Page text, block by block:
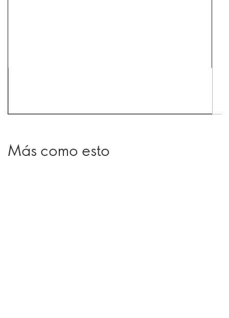
Más como esto